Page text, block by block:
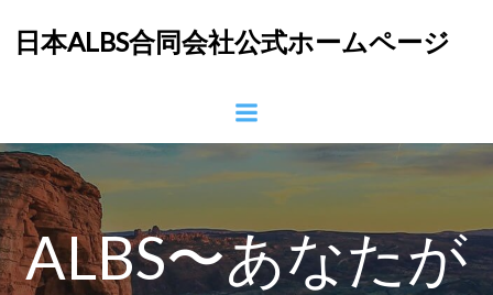
ン
ツ
へ
ス
プ
日本ALBS合同会社公式ホームページ
ALBS〜あなたが